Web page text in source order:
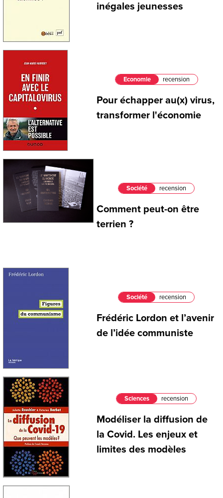
inégales jeunesses
Economie recension
Pour échapper au(x) virus,
transformer l'économie
Société recension
Comment peut-on être
terrien ?
Société recension
Frédéric Lordon et l’avenir
de l’idée communiste
Sciences recension
Modéliser la diffusion de
la Covid. Les enjeux et
limites des modèles